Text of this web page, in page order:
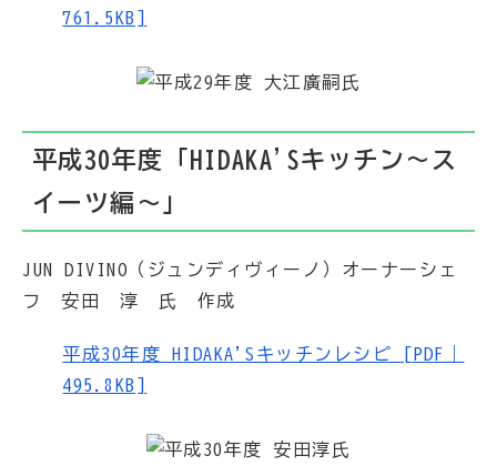
761.5KB]
平成30年度「HIDAKA'Sキッチン～ス
イーツ編～」
JUN DIVINO（ジュンディヴィーノ）オーナーシェ
フ 安田 淳 氏 作成
平成30年度 HIDAKA'Sキッチンレシピ [PDF｜
495.8KB]